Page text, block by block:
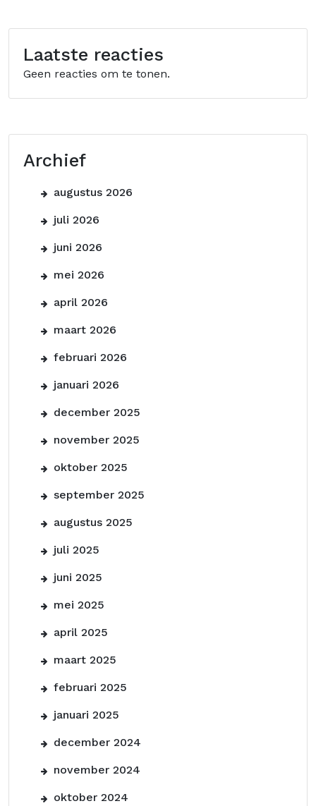
Laatste reacties
Geen reacties om te tonen.
Archief
augustus 2026
juli 2026
juni 2026
mei 2026
april 2026
maart 2026
februari 2026
januari 2026
december 2025
november 2025
oktober 2025
september 2025
augustus 2025
juli 2025
juni 2025
mei 2025
april 2025
maart 2025
februari 2025
januari 2025
december 2024
november 2024
oktober 2024